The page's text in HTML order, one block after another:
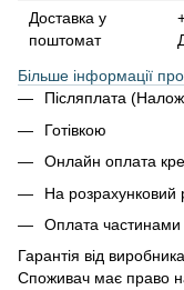
Доставка у
поштомат
Більше інформації
Післяплата
Готівкою
Онлайн оплата
На розрахунковий
Оплата
Гарантія від
Споживач має право